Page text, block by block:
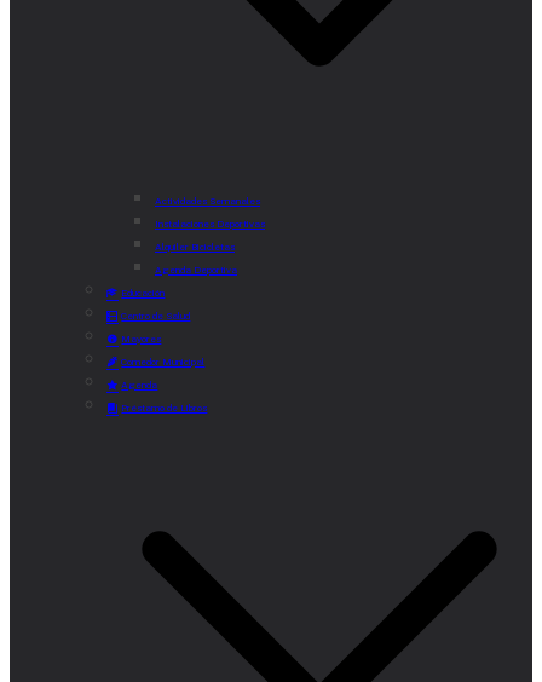
Actividades Semanales
Instalaciones Deportivas
Alquiler Bicicletas
Agenda Deportiva
Educación
Centro de Salud
Mayores
Comedor Municipal
Agenda
Préstamo de Libros